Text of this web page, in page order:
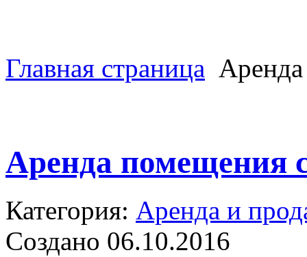
Главная страница
Аренда помещения
Категория: Аренда и
Создано 06.10.2016